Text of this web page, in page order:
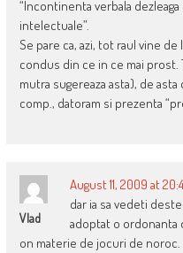
“Incontinenta verbala
intelectuale”.
Se pare ca, azi, tot raul vine de
condus din ce in ce mai
mutra sugereaza asta), de
comp., datoram si prezenta
Vlad
August 11, 2009 at
dar ia sa vedeti
adoptat o ordonanta
on materie de jocuri de